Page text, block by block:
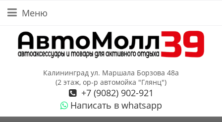
Меню
Калининград ул. Маршала Борзова 48а
(2 этаж, ор-р автомойка "Глянц")
+7 (9082) 902-921
Написать в whatsapp